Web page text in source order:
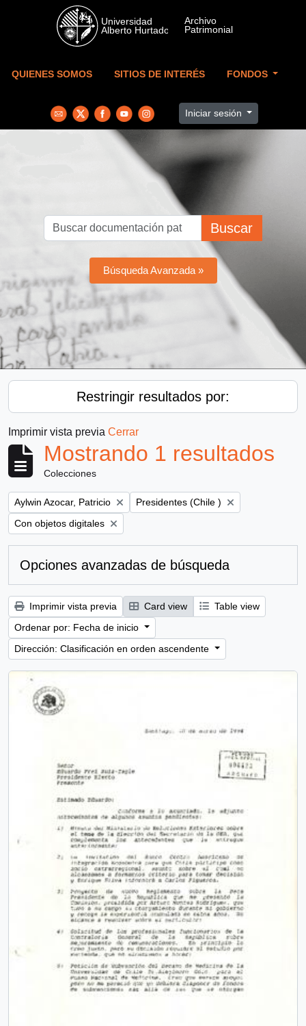
Skip to main content
QUIENES SOMOS SITIOS DE INTERÉS FONDOS
Iniciar sesión
Buscar
Búsqueda Avanzada »
Restringir resultados por:
Imprimir vista previa Cerrar
Mostrando 1 resultados
Colecciones
Remove filter:
Aylwin Azocar, Patricio Remove filter:
Presidentes (Chile )
Remove filter:
Con objetos digitales
Opciones avanzadas de búsqueda
Imprimir vista previa Card view
Table view
Ordenar por: Fecha de inicio
Dirección: Clasificación en orden ascendente